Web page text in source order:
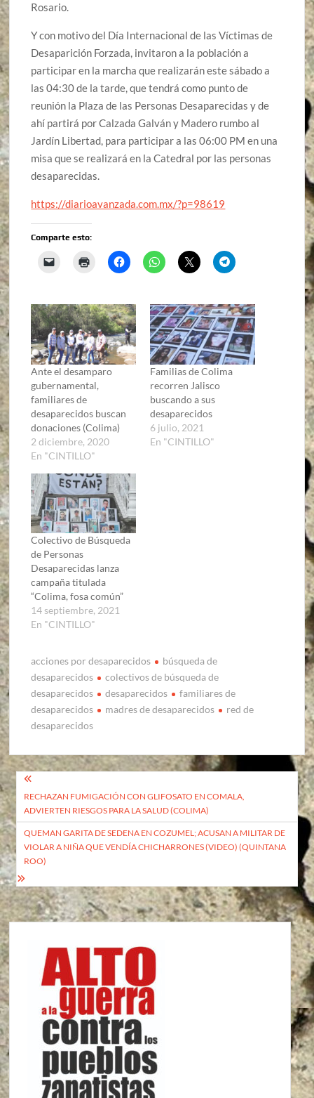
Rosario.
Y con motivo del Día Internacional de las Víctimas de
Desaparición Forzada, invitaron a la población a
participar en la marcha que realizarán este sábado a
las 04:30 de la tarde, que tendrá como punto de
reunión la Plaza de las Personas Desaparecidas y de
ahí partirá por Calzada Galván y Madero rumbo al
Jardín Libertad, para participar a las 06:00 PM en una
misa que se realizará en la Catedral por las personas
desaparecidas.
https://diarioavanzada.com.mx/?p=98619
Comparte esto:
Ante el desamparo
gubernamental,
familiares de
desaparecidos buscan
donaciones (Colima)
2 diciembre, 2020
En "CINTILLO"
Familias de Colima
recorren Jalisco
buscando a sus
desaparecidos
6 julio, 2021
En "CINTILLO"
Colectivo de Búsqueda
de Personas
Desaparecidas lanza
campaña titulada
“Colima, fosa común”
14 septiembre, 2021
En "CINTILLO"
acciones por desaparecidos
búsqueda de
desaparecidos
colectivos de búsqueda de
desaparecidos
desaparecidos
familiares de
desaparecidos
madres de desaparecidos
red de
desaparecidos
Navegación
de
entradas
RECHAZAN FUMIGACIÓN CON GLIFOSATO EN COMALA,
ADVIERTEN RIESGOS PARA LA SALUD (COLIMA)
QUEMAN GARITA DE SEDENA EN COZUMEL; ACUSAN A MILITAR DE
VIOLAR A NIÑA QUE VENDÍA CHICHARRONES (VIDEO) (QUINTANA
ROO)